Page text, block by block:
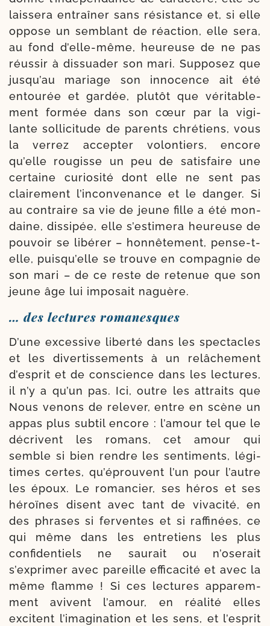
lais­se­ra entraî­ner sans résis­tance et, si elle
oppose un sem­blant de réac­tion, elle sera,
au fond d’elle-même, heu­reuse de ne pas
réus­sir à dis­sua­der son mari. Supposez que
jusqu’au mariage son inno­cence ait été
entou­rée et gar­dée, plu­tôt que véri­ta­ble­
ment for­mée dans son cœur par la vigi­
lante sol­li­ci­tude de parents chré­tiens, vous
la ver­rez accep­ter volon­tiers, encore
qu’elle rou­gisse un peu de satis­faire une
cer­taine curio­si­té dont elle ne sent pas
clai­re­ment l’inconvenance et le dan­ger. Si
au con­traire sa vie de jeune fille a été mon­
daine, dis­si­pée, elle s’estimera heu­reuse de
pou­voir se libé­rer – hon­nê­te­ment, pense-​t-​
elle, puis­qu’elle se trouve en com­pa­gnie de
son mari – de ce reste de rete­nue que son
jeune âge lui impo­sait naguère.
… des lectures romanesques
D’une exces­sive liber­té dans les spec­tacles
et les diver­tis­se­ments à un relâ­che­ment
d’esprit et de conscience dans les lec­tures,
il n’y a qu’un pas. Ici, outre les attraits que
Nous venons de rele­ver, entre en scène un
appas plus sub­til encore : l’amour tel que le
décrivent les romans, cet amour qui
semble si bien rendre les sen­ti­ments, légi­
times certes, qu’éprouvent l’un pour l’autre
les époux. Le roman­cier, ses héros et ses
héroïnes disent avec tant de viva­ci­té, en
des phrases si fer­ventes et si raf­fi­nées, ce
qui même dans les entre­tiens les plus
confi­den­tiels ne sau­rait ou n’oserait
s’exprimer avec pareille effi­ca­ci­té et avec la
même flamme ! Si ces lec­tures appa­rem­
ment avivent l’amour, en réa­li­té elles
excitent l’imagination et les sens, et l’esprit